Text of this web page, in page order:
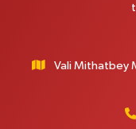
Yenı Derman
Akdamar Hastanesi Acil
Vali Mithatbey